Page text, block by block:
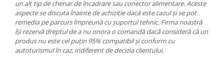
un alt tip de chenar de încadrare sau conector alimentare. Aceste
aspecte se discuta înainte de achiziție dacă este cazul și se pot
remedia pe parcurs împreună cu suportul tehnic. Firma noastră
își rezervă dreptul de a nu onora o comandă dacă consideră că un
produs nu este cel puțin 95% compatibil și conform cu
autoturismul în caz, indiferent de decizia clientului.